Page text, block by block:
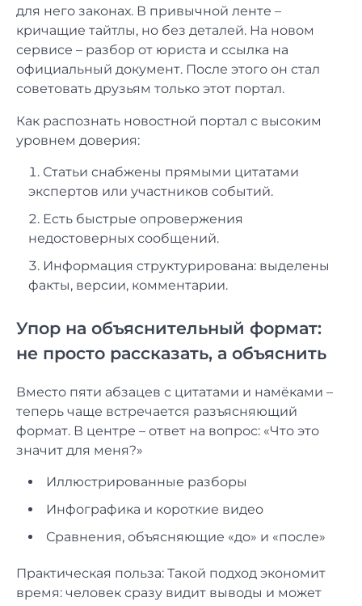
для него законах. В привычной ленте –
кричащие тайтлы, но без деталей. На новом
сервисе – разбор от юриста и ссылка на
официальный документ. После этого он стал
советовать друзьям только этот портал.
Как распознать новостной портал с высоким
уровнем доверия:
Статьи снабжены прямыми цитатами
экспертов или участников событий.
Есть быстрые опровержения
недостоверных сообщений.
Информация структурирована: выделены
факты, версии, комментарии.
Упор на объяснительный формат:
не просто рассказать, а объяснить
Вместо пяти абзацев с цитатами и намёками –
теперь чаще встречается разъясняющий
формат. В центре – ответ на вопрос: «Что это
значит для меня?»
Иллюстрированные разборы
Инфографика и короткие видео
Сравнения, объясняющие «до» и «после»
Практическая польза: Такой подход экономит
время: человек сразу видит выводы и может